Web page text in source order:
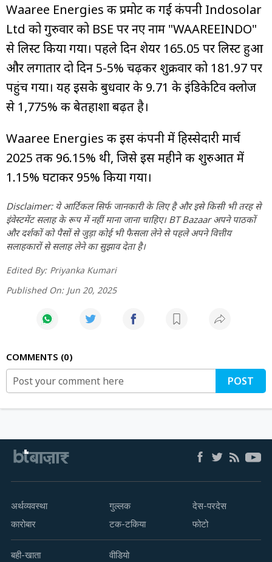
Waaree Energies की प्रमोट की गई कंपनी Indosolar
Ltd को गुरुवार को BSE पर नए नाम "WAAREEINDO"
से लिस्ट किया गया। पहले दिन शेयर ₹165.05 पर लिस्ट हुआ
और लगातार दो दिन 5-5% चढ़कर शुक्रवार को ₹181.97 पर
पहुंच गया। यह इसके बुधवार के ₹9.71 के इंडिकेटिव क्लोज
से 1,775% की बेतहाशा बढ़त है।
Waaree Energies की इस कंपनी में हिस्सेदारी मार्च
2025 तक 96.15% थी, जिसे इस महीने की शुरुआत में
1.15% घटाकर 95% किया गया।
Disclaimer: ये आर्टिकल सिर्फ जानकारी के लिए है और इसे किसी भी तरह से
इंवेस्टमेंट सलाह के रूप में नहीं माना जाना चाहिए। BT Bazaar अपने पाठकों
और दर्शकों को पैसों से जुड़ा कोई भी फैसला लेने से पहले अपने वित्तीय
सलाहकारों से सलाह लेने का सुझाव देता है।
Edited By: Priyanka Kumari
Published On: Jun 20, 2025
COMMENTS 0
POST
अर्थव्यवस्था
कारोबार
गुल्लक
टक-टकिया
देस-परदेस
फोटो
बही-खाता वीडियो